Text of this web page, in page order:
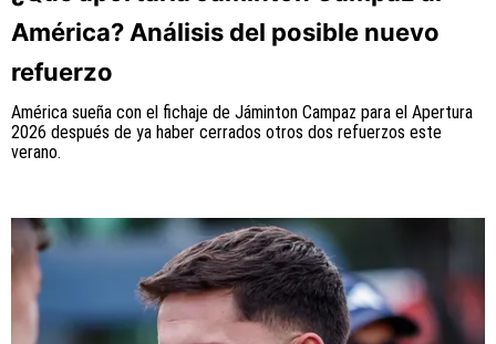
América? Análisis del posible nuevo
refuerzo
América sueña con el fichaje de Jáminton Campaz para el Apertura
2026 después de ya haber cerrados otros dos refuerzos este
verano.